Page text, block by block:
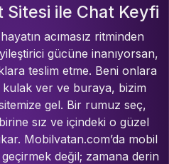
Sitesi ile Chat Keyfi
acımasız ritminden
gücüne inanıyorsan,
teslim etme. Beni onlara
ver ve buraya, bizim
gel. Bir rumuz seç,
sız ve içindeki o güzel
Mobilvatan.com’da mobil
değil; zamana derin